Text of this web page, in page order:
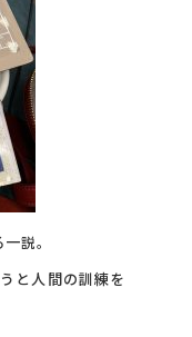
説。
と人間の訓練を